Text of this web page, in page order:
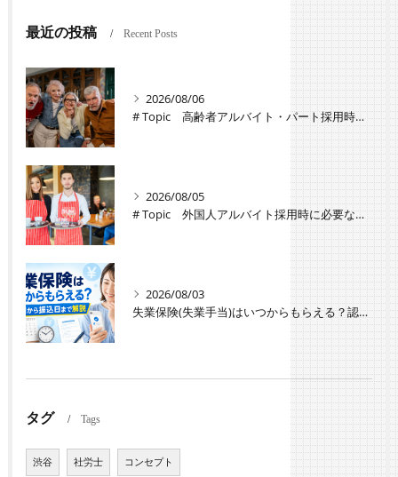
最近の投稿 Recent Posts
2026/08/06
# Topic 高齢者アルバイト・パート採用時の注意点と労働条件の違い
2026/08/05
# Topic 外国人アルバイト採用時に必要な手続きと注意点
2026/08/03
失業保険(失業手当)はいつからもらえる？認定日から振込日までのスケジュールや種類・条件を解説
タグ Tags
渋谷 社労士 コンセプト